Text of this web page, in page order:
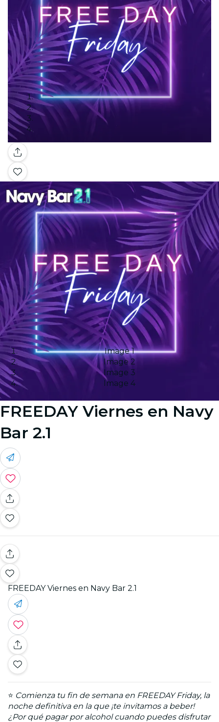
Galería
Image 1
Image 2
Image 3
Image 4
FREEDAY Viernes en Navy
Bar 2.1
FREEDAY Viernes en Navy Bar 2.1
⭐ Comienza tu fin de semana en FREEDAY Friday, la
noche definitiva en la que ¡te invitamos a beber!
¿Por qué pagar por alcohol cuando puedes disfrutar